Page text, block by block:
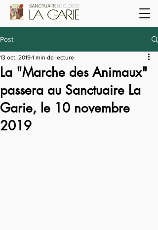
Post
La "Marche des Animaux"
passera au Sanctuaire La
Garie, le 10 novembre
2019
13 oct. 2019 1 min de lecture